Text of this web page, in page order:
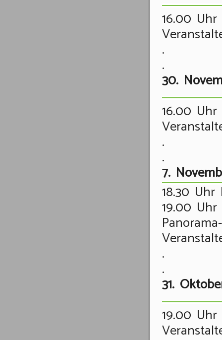
16.00 Uhr
.
.
30.
16.00
.
.
7.
18.30 Uhr
19.00
.
.
31.
19.00